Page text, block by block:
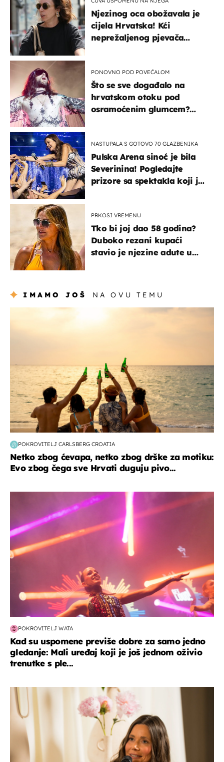
Njezinog oca obožavala je
cijela Hrvatska! Kći
neprežaljenog pjevača
PONOVNO POD POVEĆALOM
Što se sve događalo na
hrvatskom otoku pod
osramoćenim glumcem?
NASTUPALA S GOTOVO 70 GLAZBENIKA
Pulska Arena sinoć je bila
Severinina! Pogledajte
prizore sa spektakla koji je
PRKOSI VREMENU
Tko bi joj dao 58 godina?
Duboko rezani kupaći
stavio je njezine adute u
IMAMO JOŠ NA OVU TEMU
POKROVITELJ CARLSBERG CROATIA
Netko zbog ćevapa, netko zbog drške za motiku:
Evo zbog čega sve Hrvati duguju pivo...
POKROVITELJ WATA
Kad su uspomene previše dobre za samo jedno
gledanje: Mali uređaj koji je još jednom oživio
trenutke s ple...
moda & ljepota